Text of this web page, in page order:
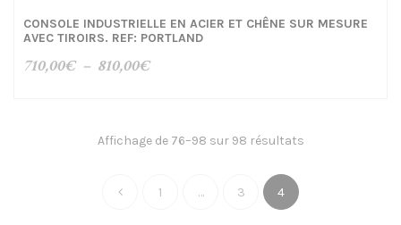
CONSOLE INDUSTRIELLE EN ACIER ET CHÊNE SUR MESURE
AVEC TIROIRS. REF: PORTLAND
710,00€ – 810,00€Plage
710,00€
Affichage de 76–98 sur 98 résultats
1 … 3 4